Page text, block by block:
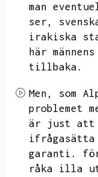
man
ser,
irakiska
här
tillbaka.
Men,
som
problemet
är just att
ifrågasätta
garanti.
råka illa